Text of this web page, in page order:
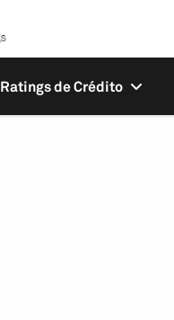
Ratings de Crédito